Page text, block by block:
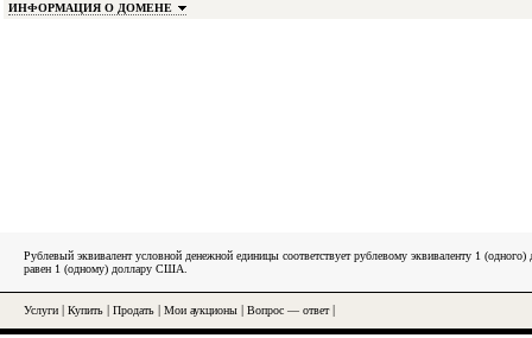
ИНФОРМАЦИЯ О ДОМЕНЕ
Рублевый эквивалент условной денежной единицы соответствует рублевому эквиваленту 1
равен 1 (одному) доллару США.
Услуги Купить Продать Мои аукционы Вопрос — ответ|